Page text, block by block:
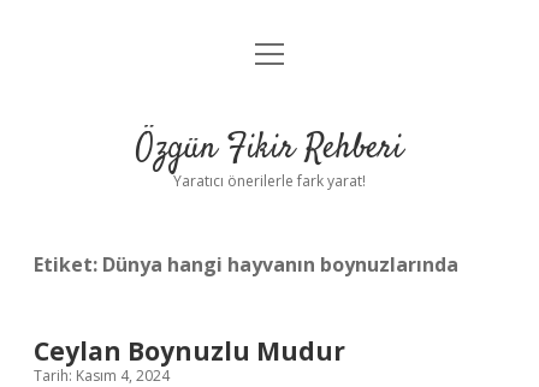
Gizlilik Politikası
Yasal Uyarı
menüyü
Özgün Fikir Rehberi
Yaratıcı önerilerle fark yarat!
Etiket: Dünya hangi hayvanın boynuzlarında
Ceylan Boynuzlu Mudur
Tarih: Kasım 4, 2024